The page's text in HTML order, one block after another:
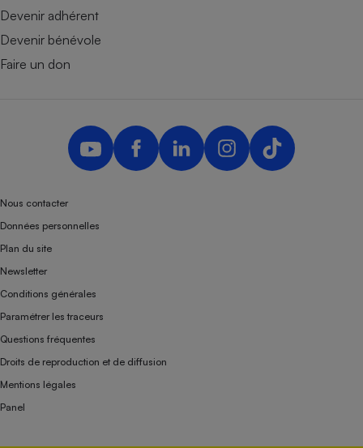
Devenir adhérent
Devenir bénévole
Faire un don
Nous contacter
Données personnelles
Plan du site
Newsletter
Conditions générales
Paramétrer les traceurs
Questions fréquentes
Droits de reproduction et de diffusion
Mentions légales
Panel